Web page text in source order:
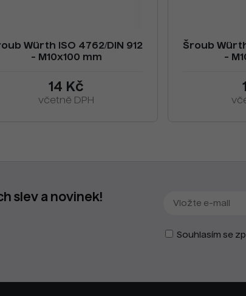
Würth ISO 4762/DIN 912
- M10x100 mm
14 Kč
včetně DPH
Šroub
-
slev a novinek!
Souhlasím se